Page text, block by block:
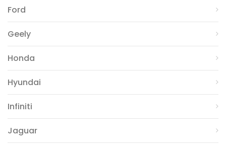
Ford
Geely
Honda
Hyundai
Infiniti
Jaguar